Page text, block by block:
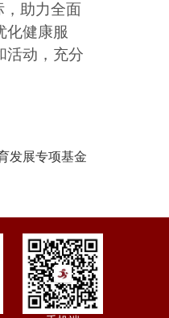
，助力全面
化健康服
活动，充分
发展专项基金